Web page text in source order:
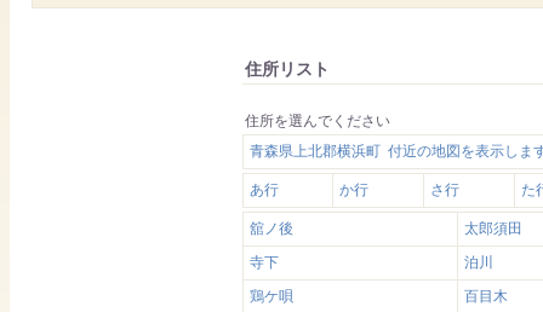
住所リスト
住所を選んでください
青森県上北郡横浜町 付近の地図を表示しま
あ行 か行 さ行 た
舘ノ後
太郎須田
寺下
泊川
鶏ケ唄
百目木